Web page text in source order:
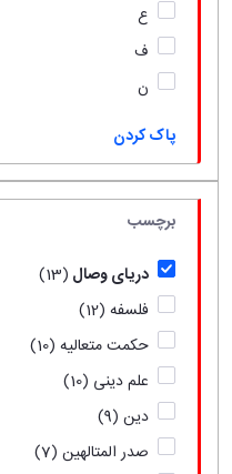
ع
ف
ن
پاک کردن
برچسب
دریای وصال (13)
فلسفه (12)
حکمت متعالیه (10)
علم دینی (10)
دین (9)
صدر المتالهین (7)